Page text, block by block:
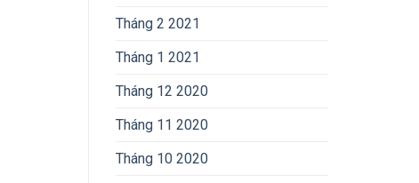
Tháng 2 2021
Tháng 1 2021
Tháng 12 2020
Tháng 11 2020
Tháng 10 2020